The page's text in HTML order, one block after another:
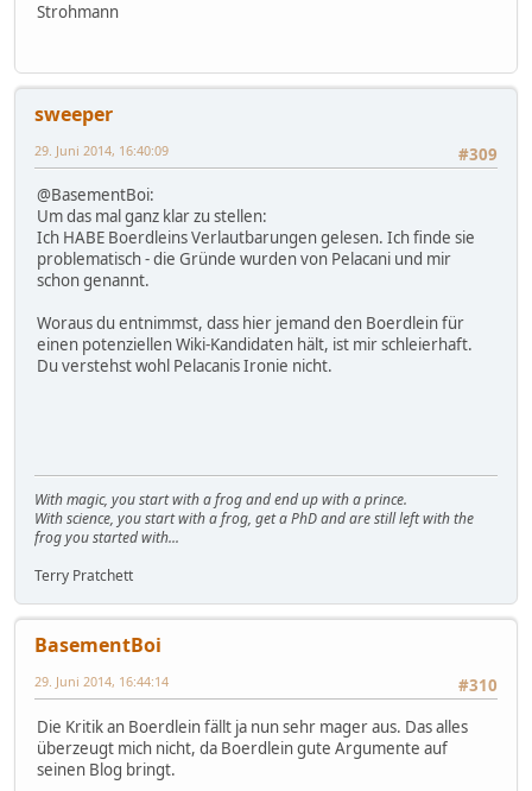
Strohmann
sweeper
#309
29. Juni 2014, 16:40:09
@BasementBoi:
Um das mal ganz klar zu stellen:
Ich HABE Boerdleins Verlautbarungen gelesen. Ich finde sie
problematisch - die Gründe wurden von Pelacani und mir
schon genannt.
Woraus du entnimmst, dass hier jemand den Boerdlein für
einen potenziellen Wiki-Kandidaten hält, ist mir schleierhaft.
Du verstehst wohl Pelacanis Ironie nicht.
With magic, you start with a frog and end up with a prince.
With science, you start with a frog, get a PhD and are still left with the
frog you started with...
Terry Pratchett
BasementBoi
#310
29. Juni 2014, 16:44:14
Die Kritik an Boerdlein fällt ja nun sehr mager aus. Das alles
überzeugt mich nicht, da Boerdlein gute Argumente auf
seinen Blog bringt.